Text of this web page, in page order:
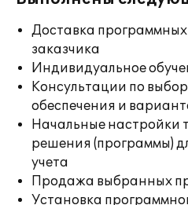
Доставка
заказчика
Индивидуальное
Консультации по
обеспечения и
Начальные настройки
решения (программы)
учета
Продажа выбранных
Установка